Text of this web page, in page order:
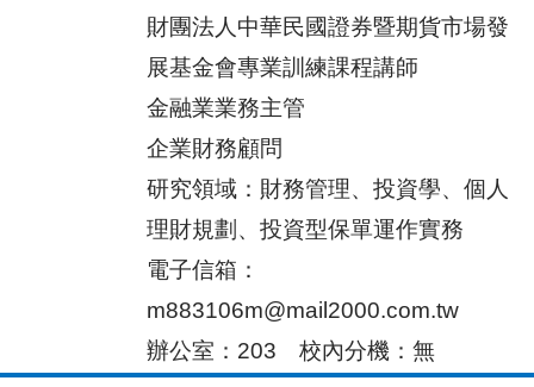
財團法人中華民國證券暨期貨市場發
展基金會專業訓練課程講師
金融業業務主管
企業財務顧問
研究領域：財務管理、投資學、個人
理財規劃、投資型保單運作實務
電子信箱：
m883106m@mail2000.com.tw
辦公室：203 校內分機：無